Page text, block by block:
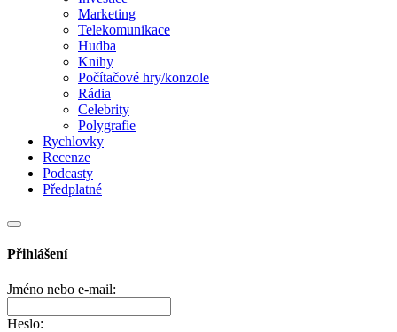
Marketing
Telekomunikace
Hudba
Knihy
Počítačové hry/konzole
Rádia
Celebrity
Polygrafie
Rychlovky
Recenze
Podcasty
Předplatné
Přihlášení
Jméno nebo e-mail:
Heslo: